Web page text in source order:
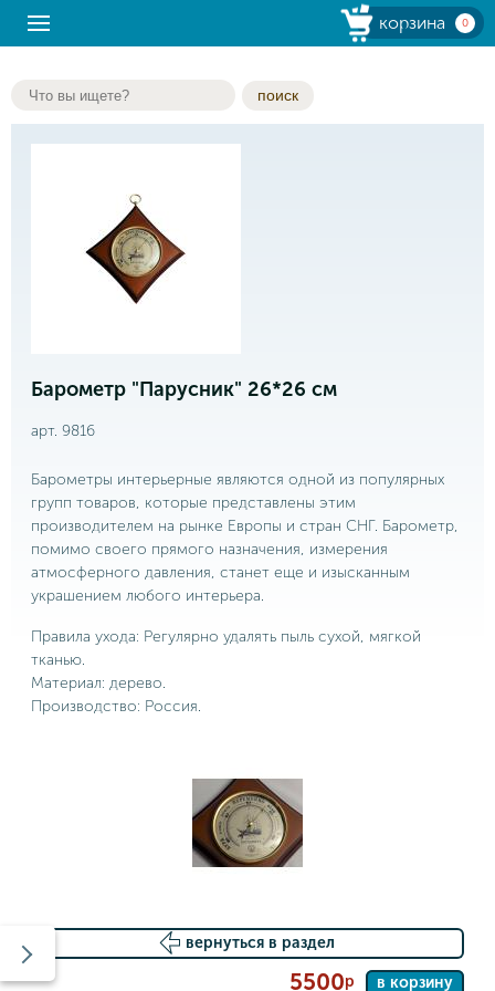
корзина 0
поиск
Барометр "Парусник" 26*26 см
арт. 9816
Барометры интерьерные являются одной из популярных
групп товаров, которые представлены этим
производителем на рынке Европы и стран СНГ. Барометр,
помимо своего прямого назначения, измерения
атмосферного давления, станет еще и изысканным
украшением любого интерьера.
Правила ухода: Регулярно удалять пыль сухой, мягкой
тканью.
Материал: дерево.
Производство: Россия.
вернуться в раздел
5500р в корзину